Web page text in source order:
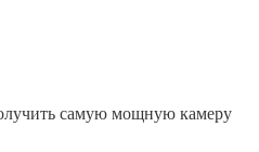
самую мощную камеру